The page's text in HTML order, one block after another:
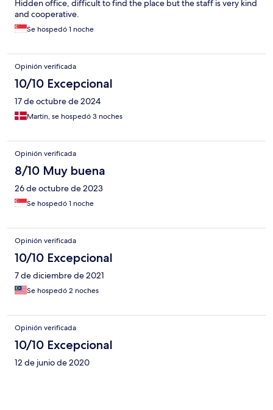
Hidden office, difficult to find the place but the staff is very kind
and cooperative.
Se hospedó 1 noche
Opinión verificada
10/10 Excepcional
17 de octubre de 2024
Martin, se hospedó 3 noches
Opinión verificada
8/10 Muy buena
26 de octubre de 2023
Se hospedó 1 noche
Opinión verificada
10/10 Excepcional
7 de diciembre de 2021
Se hospedó 2 noches
Opinión verificada
10/10 Excepcional
12 de junio de 2020